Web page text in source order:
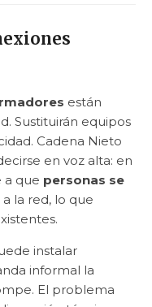
están
Sustituirán equipos
Cadena Nieto
en voz alta: en
a que personas se
a la red, lo que
instalar
informal la
El problema